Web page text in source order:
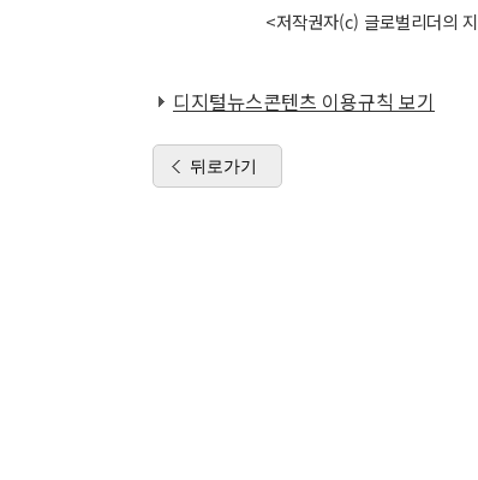
<저작권자(c) 글로벌리더의
디지털뉴스콘텐츠 이용규칙 보기
뒤로가기